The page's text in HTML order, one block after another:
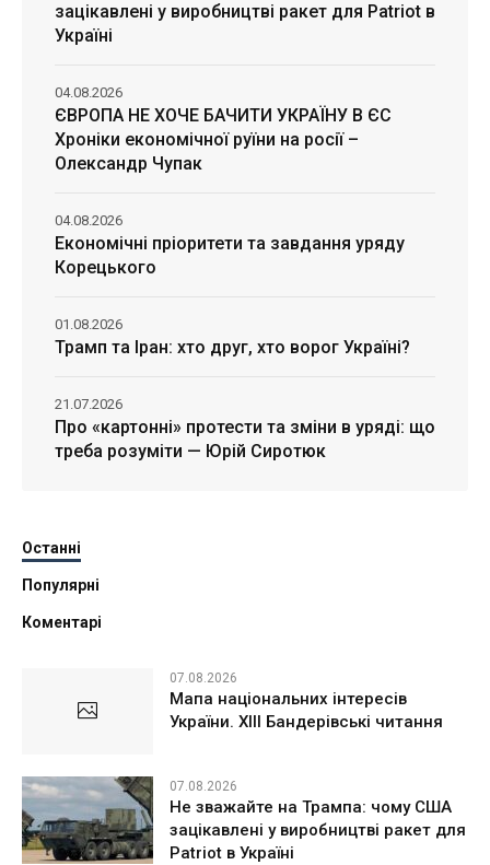
зацікавлені у виробництві ракет для Patriot в
Україні
ЄВРОПА НЕ ХОЧЕ БАЧИТИ УКРАЇНУ В ЄС
Хроніки економічної руїни на росії –
Олександр Чупак
04.08.2026
Економічні пріоритети та завдання уряду
Корецького
04.08.2026
Трамп та Іран: хто друг, хто ворог Україні?
01.08.2026
Про «картонні» протести та зміни в уряді: що
треба розуміти — Юрій Сиротюк
21.07.2026
Останні
Популярні
Коментарі
07.08.2026
Мапа національних інтересів
України. ХІІІ Бандерівські читання
07.08.2026
Не зважайте на Трампа: чому США
зацікавлені у виробництві ракет для
Patriot в Україні